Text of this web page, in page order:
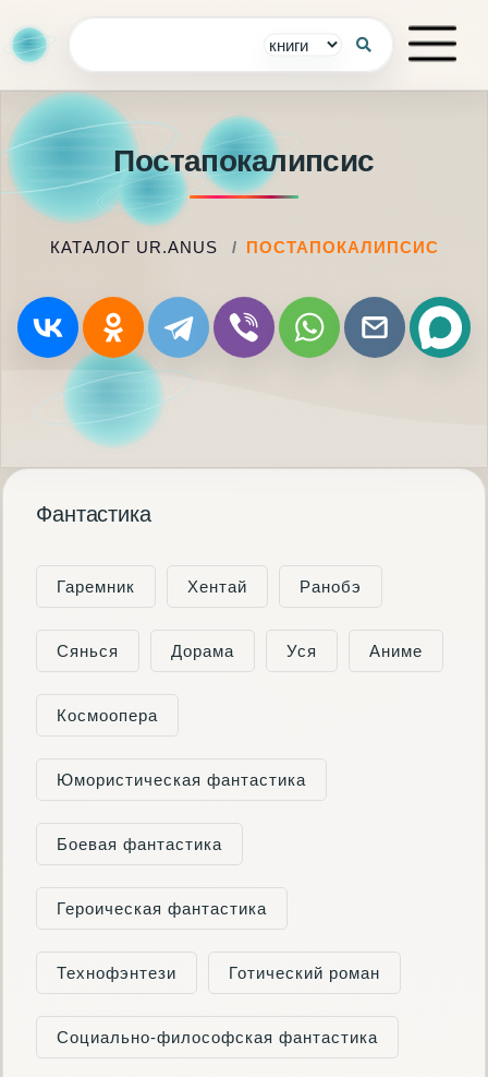
Постапокалипсис
КАТАЛОГ UR.ANUS ПОСТАПОКАЛИПСИС
Фантастика
Гаремник Хентай Ранобэ
Сянься Дорама Уся Аниме
Космоопера
Юмористическая фантастика
Боевая фантастика
Героическая фантастика
Технофэнтези Готический роман
Социально-философская фантастика